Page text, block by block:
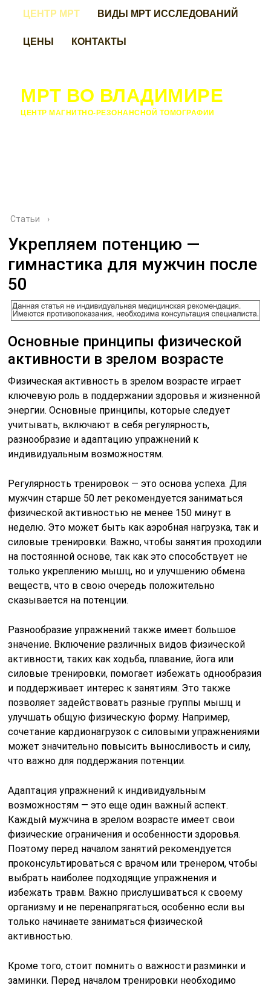
ЦЕНТР МРТ
ВИДЫ МРТ ИССЛЕДОВАНИЙ
ЦЕНЫ
КОНТАКТЫ
МРТ ВО ВЛАДИМИРЕ
ЦЕНТР МАГНИТНО-РЕЗОНАНСНОЙ ТОМОГРАФИИ
Статьи ›
Укрепляем потенцию —
гимнастика для мужчин после
50
Основные принципы физической
активности в зрелом возрасте
Физическая активность в зрелом возрасте играет
ключевую роль в поддержании здоровья и жизненной
энергии. Основные принципы, которые следует
учитывать, включают в себя регулярность,
разнообразие и адаптацию упражнений к
индивидуальным возможностям.
Регулярность тренировок — это основа успеха. Для
мужчин старше 50 лет рекомендуется заниматься
физической активностью не менее 150 минут в
неделю. Это может быть как аэробная нагрузка, так и
силовые тренировки. Важно, чтобы занятия проходили
на постоянной основе, так как это способствует не
только укреплению мышц, но и улучшению обмена
веществ, что в свою очередь положительно
сказывается на потенции.
Разнообразие упражнений также имеет большое
значение. Включение различных видов физической
активности, таких как ходьба, плавание, йога или
силовые тренировки, помогает избежать однообразия
и поддерживает интерес к занятиям. Это также
позволяет задействовать разные группы мышц и
улучшать общую физическую форму. Например,
сочетание кардионагрузок с силовыми упражнениями
может значительно повысить выносливость и силу,
что важно для поддержания потенции.
Адаптация упражнений к индивидуальным
возможностям — это еще один важный аспект.
Каждый мужчина в зрелом возрасте имеет свои
физические ограничения и особенности здоровья.
Поэтому перед началом занятий рекомендуется
проконсультироваться с врачом или тренером, чтобы
выбрать наиболее подходящие упражнения и
избежать травм. Важно прислушиваться к своему
организму и не перенапрягаться, особенно если вы
только начинаете заниматься физической
активностью.
Кроме того, стоит помнить о важности разминки и
заминки. Перед началом тренировки необходимо